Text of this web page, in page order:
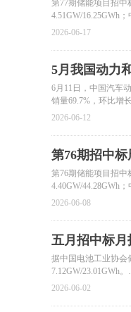
第77期储能项目招中
4.51GW/16.25GWh
2026-06-17
5月我国动力
6月11日，中国汽车
销量69.7%，环比增
2026-06-12
第76期招中
第76期储能项目招中
4.40GW/44.28GWh
2026-06-08
五月招中标月
据中国电池工业协会
7.12GW/23.01GWh。
2026-06-02